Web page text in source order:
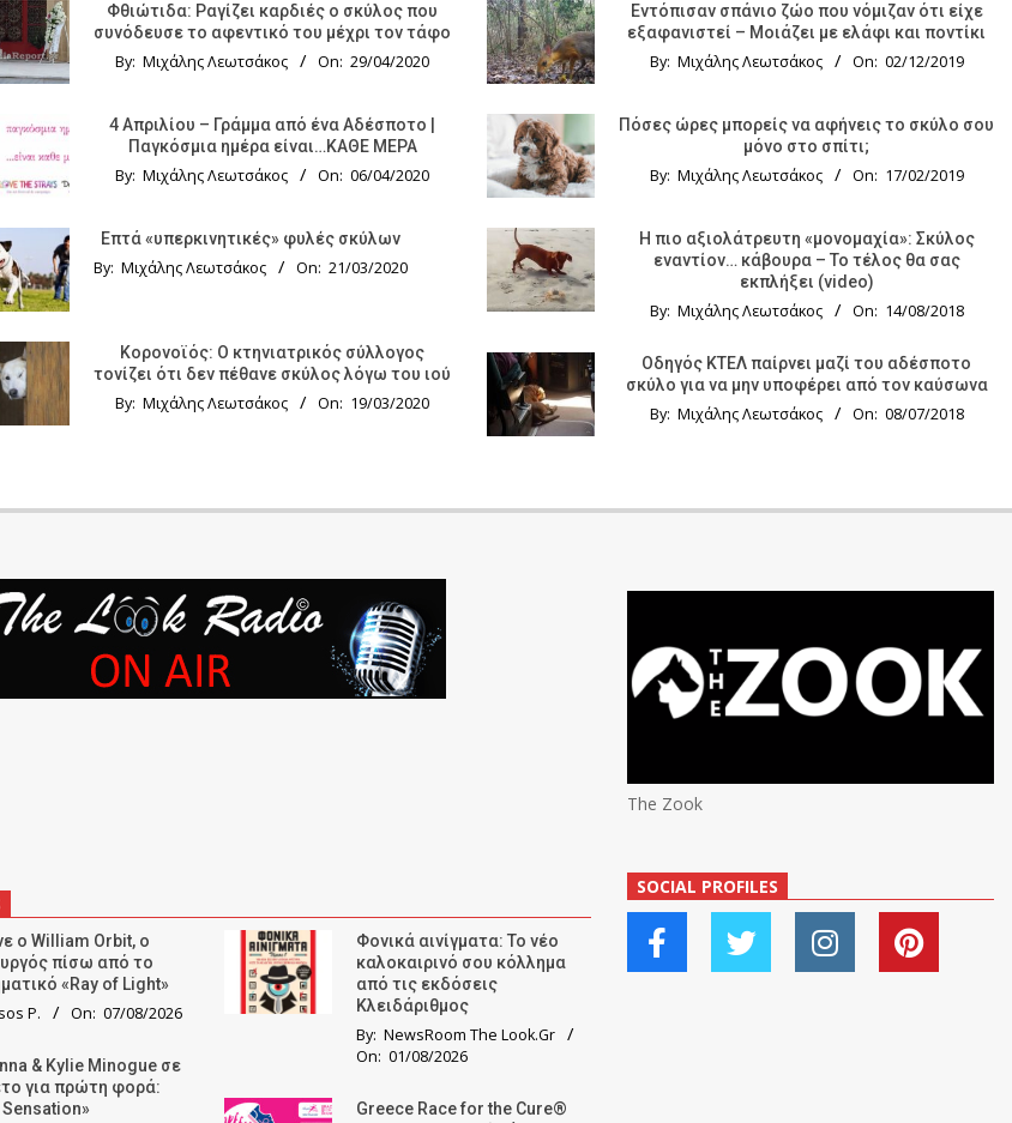
Φθιώτιδα: Ραγίζει καρδιές ο σκύλος που
συνόδευσε το αφεντικό του μέχρι τον τάφο
By: Μιχάλης Λεωτσάκος On: 29/04/2020
4 Απριλίου – Γράμμα από ένα Αδέσποτο |
Παγκόσμια ημέρα είναι…ΚΑΘΕ ΜΕΡΑ
By: Μιχάλης Λεωτσάκος On: 06/04/2020
Επτά «υπερκινητικές» φυλές σκύλων
By: Μιχάλης Λεωτσάκος On: 21/03/2020
Κορονοϊός: Ο κτηνιατρικός σύλλογος
τονίζει ότι δεν πέθανε σκύλος λόγω του ιού
By: Μιχάλης Λεωτσάκος On: 19/03/2020
Εντόπισαν σπάνιο ζώο που νόμιζαν ότι είχε
εξαφανιστεί – Μοιάζει με ελάφι και ποντίκι
By: Μιχάλης Λεωτσάκος On: 02/12/2019
Πόσες ώρες μπορείς να αφήνεις το σκύλο σου
μόνο στο σπίτι;
By: Μιχάλης Λεωτσάκος On: 17/02/2019
Η πιο αξιολάτρευτη «μονομαχία»: Σκύλος
εναντίον… κάβουρα – Το τέλος θα σας
εκπλήξει (video)
By: Μιχάλης Λεωτσάκος On: 14/08/2018
Οδηγός KTΕΛ παίρνει μαζί του αδέσποτο
σκύλο για να μην υποφέρει από τον καύσωνα
By: Μιχάλης Λεωτσάκος On: 08/07/2018
ο William Orbit, ο
πίσω από το
«Ray of Light»
P. On: 07/08/2026
& Kylie Minogue σε
για πρώτη φορά:
Sensation»
Φονικά αινίγματα: Το νέο
καλοκαιρινό σου κόλλημα
από τις εκδόσεις
Κλειδάριθμος
By: NewsRoom The Look.Gr
On: 01/08/2026
Greece Race for the Cure®
The Zook
SOCIAL PROFILES